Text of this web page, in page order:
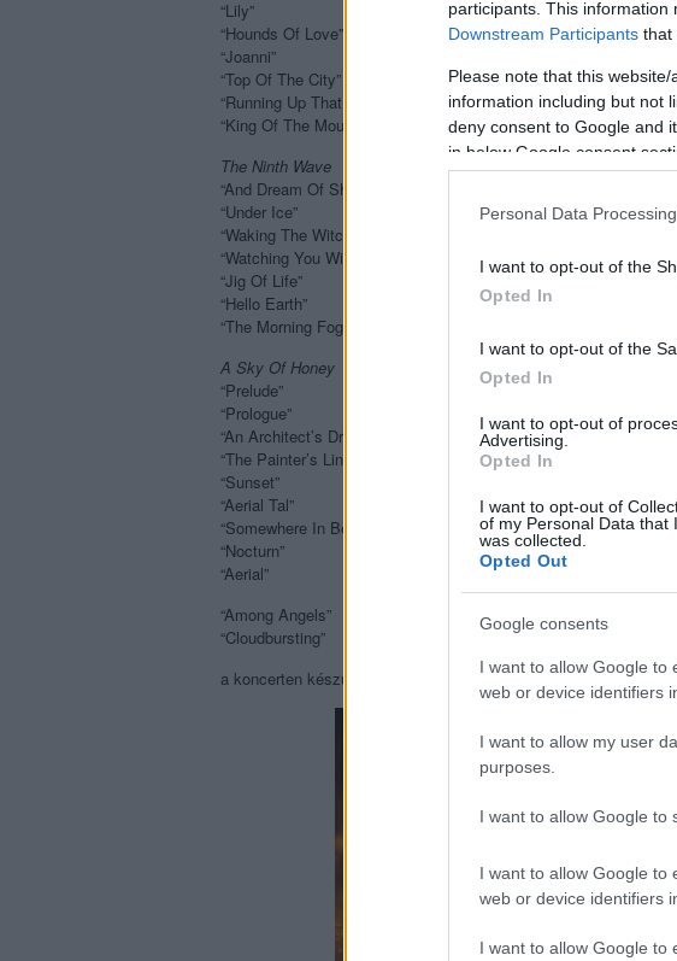
participants. This
Downstream Participants that
Please note that this
information including but not
deny consent to Google and
in below Google consent
Personal Data
I want to opt-out of the
Opted In
I want to opt-out of the
Opted In
I want to opt-out of
Advertising.
Opted In
I want to opt-out of
of my Personal Data that
was collected.
Opted Out
Google consents
I want to allow Google to
web or device identifiers
I want to allow my user
purposes.
I want to allow Google to
I want to allow Google to
web or device identifiers
I want to allow Google to
“Lily”
“Hounds Of Love”
“Joanni”
“Top Of The City”
“Running Up That Hill”
“King Of The Mountain”
The Ninth Wave
“And Dream Of Sheep”
“Under Ice”
“Waking The Witch”
“Watching You Without Me”
“Jig Of Life”
“Hello Earth”
“The Morning Fog”
A Sky Of Honey
“Prelude”
“Prologue”
“An Architect’s Dream”
“The Painter’s Link”
“Sunset”
“Aerial Tal”
“Somewhere In Between”
“Nocturn”
“Aerial”
“Among Angels”
“Cloudbursting”
a koncerten készült további hivatalos fotók (mind REX / Ken